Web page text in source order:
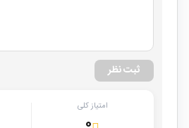
ثبت نظر
امتیاز کلی